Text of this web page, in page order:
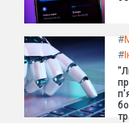
#
#